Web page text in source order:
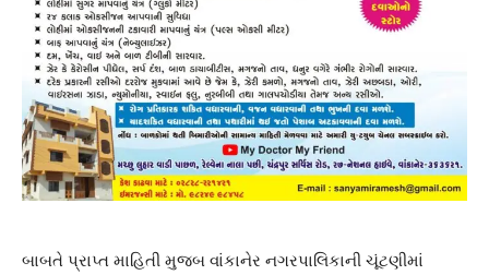
બાબતે પ્રાપ્ત માહિતી મુજબ વાંકાનેર નગરપાલિકાની ચૂંટણીમાં